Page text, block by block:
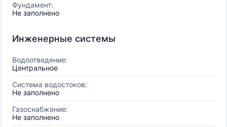
Фундамент:
Не заполнено
Инженерные системы
Водоотведение:
Центральное
Система водостоков:
Не заполнено
Газоснабжение:
Не заполнено